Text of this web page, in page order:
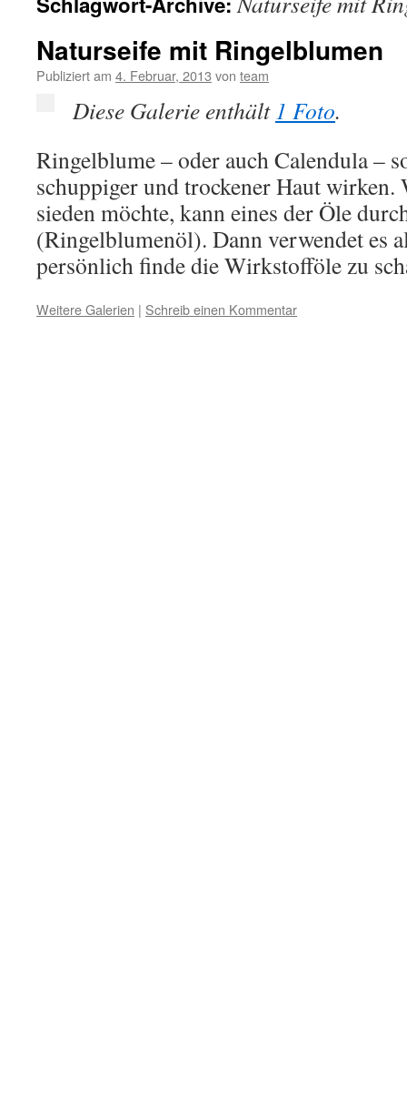
Naturseife mit Ringelblumen
Publiziert am 4. Februar, 2013 von team
Diese Galerie enthält1 Foto.
Ringelblume – oder auch Calendula –
schuppiger und trockener Haut wirken.
sieden möchte, kann eines der Öle
(Ringelblumenöl). Dann verwendet es
persönlich finde die Wirkstofföle zu
Weitere Galerien | Schreib einen Kommentar